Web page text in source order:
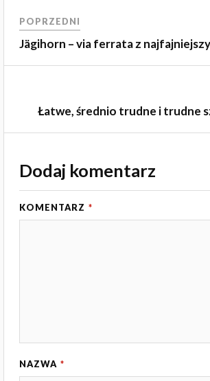
POPRZEDNI
Jägihorn – via ferrata z
Łatwe, średnio trudne i trudne
Dodaj komentarz
KOMENTARZ *
NAZWA *